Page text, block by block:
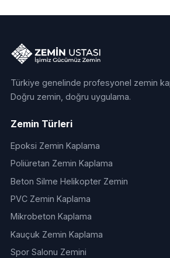
Türkiye genelinde profesyonel zemin
Doğru zemin, doğru uygulama.
Zemin Türleri
Epoksi Zemin Kaplama
Poliüretan Zemin Kaplama
Beton Silme Helikopter Zemin
PVC Zemin Kaplama
Mikrobeton Kaplama
Kauçuk Zemin Kaplama
Spor Salonu Zemini